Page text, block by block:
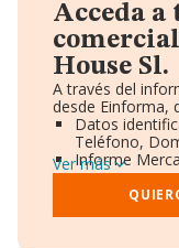
Acceda
House Sl.
A través del
desde Einforma,
Datos
Teléfono,
Informe
Gráficos de
Consejo de
Directivos y
Ver más